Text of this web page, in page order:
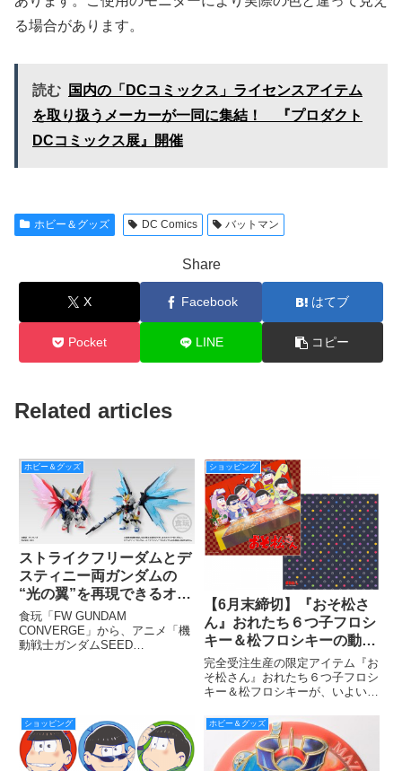
る場合があります。
読む
国内の「DCコミックス」ライセンスアイテム
を取り扱うメーカーが一同に集結！ 『プロダクト
DCコミックス展』開催
ホビー＆グッズ DC Comics バットマン
Share
X Facebook はてブ
Pocket LINE コピー
Related articles
ホビー＆グッズ
ストライクフリーダムとデ
スティニー両ガンダムの
“光の翼”を再現できるオプ
ションセットが食玩「FW
GUNDAM CONVERGE」
に限定で登場
食玩「FW GUNDAM
CONVERGE」から、アニメ「機
動戦士ガンダムSEED
GUNDAM CONVERGE
ショッピング
【6月末締切】『おそ松さ
ん』おれたち６つ子フロシ
キー＆松フロシキーの動画
公開！
完全受注生産の限定アイテム『お
そ松さん』おれたち６つ子フロシ
キー＆松フロシキーが、いよいよ
します。本日は6月6日なので、
６つ子たちのフロシキーを使用し
たサンプル動画を公開いたしま
す。
ショッピング ホビー＆グッズ